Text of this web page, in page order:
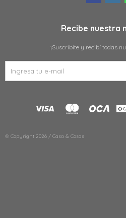
Recibe nuestra
¡Suscribite y recibí todas
© Copyright 2026 / Casa & Cosas